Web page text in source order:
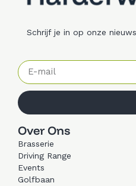
Schrijf je in op onze
Over Ons
Brasserie
Driving Range
Events
Golfbaan